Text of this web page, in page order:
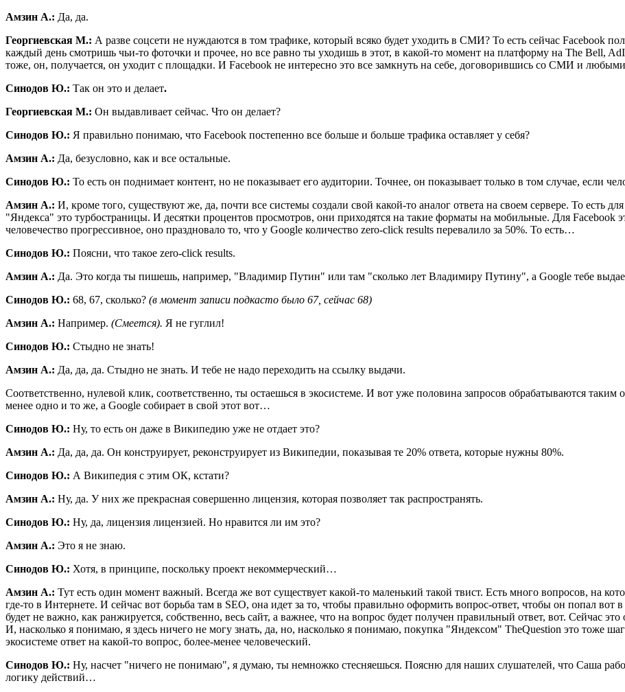
Амзин А.: Да, да.
Георгиевская М.: А разве соцсети не нуждаются в том трафике, который всяко будет уходить в СМИ? То есть сейчас Facebook
каждый день смотришь чьи-то фоточки и прочее, но все равно ты уходишь в этот, в какой-то момент на платформу на The Bell,
тоже, он, получается, он уходит с площадки. И Facebook не интересно это все замкнуть на себе, договорившись со СМИ и
Синодов Ю.: Так он это и делает.
Георгиевская М.: Он выдавливает сейчас. Что он делает?
Синодов Ю.: Я правильно понимаю, что Facebook постепенно все больше и больше трафика оставляет у себя?
Амзин А.: Да, безусловно, как и все остальные.
Синодов Ю.: То есть он поднимает контент, но не показывает его аудитории. Точнее, он показывает только в том случае, если
Амзин А.: И, кроме того, существуют же, да, почти все системы создали свой какой-то аналог ответа на своем сервере. То есть
"Яндекса" это турбостраницы. И десятки процентов просмотров, они приходятся на такие форматы на мобильные. Для Facebook
человечество прогрессивное, оно праздновало то, что у Google количество zero-click results перевалило за 50%. То есть…
Синодов Ю.: Поясни, что такое zero-click results.
Амзин А.: Да. Это когда ты пишешь, например, "Владимир Путин" или там "сколько лет Владимиру Путину", а Google тебе
Синодов Ю.: 68, 67, сколько? (в момент записи подкасто было 67, сейчас 68)
Амзин А.: Например. (Смеется). Я не гуглил!
Синодов Ю.: Стыдно не знать!
Амзин А.: Да, да, да. Стыдно не знать. И тебе не надо переходить на ссылку выдачи.
Соответственно, нулевой клик, соответственно, ты остаешься в экосистеме. И вот уже половина запросов обрабатываются
менее одно и то же, а Google собирает в свой этот вот…
Синодов Ю.: Ну, то есть он даже в Википедию уже не отдает это?
Амзин А.: Да, да, да. Он конструирует, реконструирует из Википедии, показывая те 20% ответа, которые нужны 80%.
Синодов Ю.: А Википедия с этим ОК, кстати?
Амзин А.: Ну, да. У них же прекрасная совершенно лицензия, которая позволяет так распространять.
Синодов Ю.: Ну, да, лицензия лицензией. Но нравится ли им это?
Амзин А.: Это я не знаю.
Синодов Ю.: Хотя, в принципе, поскольку проект некоммерческий…
Амзин А.: Тут есть один момент важный. Всегда же вот существует какой-то маленький такой твист. Есть много вопросов, на
где-то в Интернете. И сейчас вот борьба там в SEO, она идет за то, чтобы правильно оформить вопрос-ответ, чтобы он попал вот
будет не важно, как ранжируется, собственно, весь сайт, а важнее, что на вопрос будет получен правильный ответ, вот. Сейчас
И, насколько я понимаю, я здесь ничего не могу знать, да, но, насколько я понимаю, покупка "Яндексом" TheQuestion это тоже
экосистеме ответ на какой-то вопрос, более-менее человеческий.
Синодов Ю.: Ну, насчет "ничего не понимаю", я думаю, ты немножко стесняешься. Поясню для наших слушателей, что Саша
логику действий…